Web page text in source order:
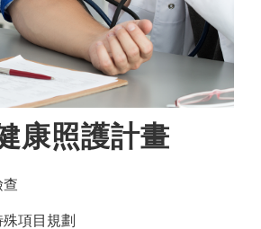
康照護計畫
查
項目規劃